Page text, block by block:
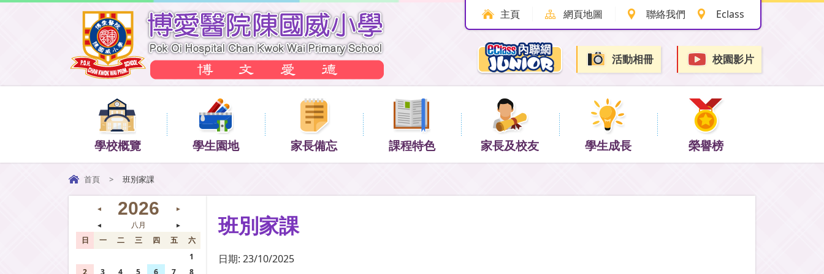
主頁 網頁地圖 聯絡我們 Eclass
活動相冊 校園影片
學校概覽 學生園地 家長備忘 課程特色 家長及校友 學生成長 榮譽榜
首頁 > 班別家課
班別家課
日期: 23/10/2025
◄ 2026
►
◄
八月 ►
日 一 二 三 四 五
六
1
2
3 4 5 6 7
8